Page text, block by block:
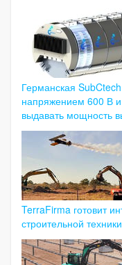
Германская
напряжением 600 В и
выдавать мощность
TerraFirma готовит
строительной техники